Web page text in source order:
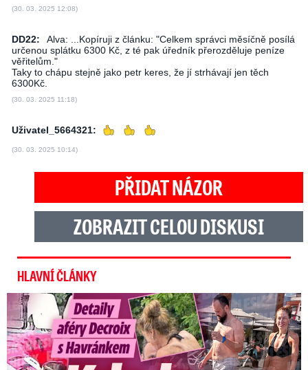
(30. 03. 2025 12:08)
DD22:
Alva: ...Kopíruji z článku: "Celkem správci měsíčně posílá
určenou splátku 6300 Kč, z té pak úředník přerozděluje peníze
věřitelům."
Taky to chápu stejně jako petr keres, že jí strhávají jen těch
6300Kč.
(30. 03. 2025 11:18)
Uživatel_5664321:
(30. 03. 2025 10:14)
PŘIDAT NÁZOR
ZOBRAZIT CELOU DISKUSI
HLAVNÍ ČLÁNKY
Detaily aféry Decroix s Havránkem: Kdo je tady královna?